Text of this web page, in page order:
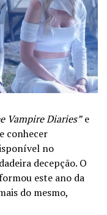
Vampire Diaries”e
conhecer
no
decepção. O
este ano da
do mesmo,